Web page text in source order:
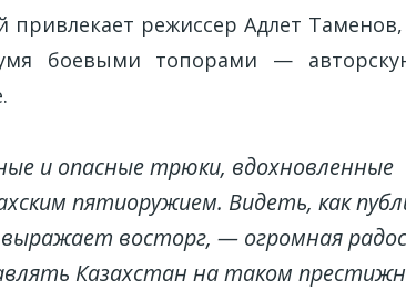
привлекает режиссер Адлет
боевыми топорами —
и опасные трюки, вдохновленные
пятиоружием. Видеть, как
восторг, — огромная
Казахстан на таком